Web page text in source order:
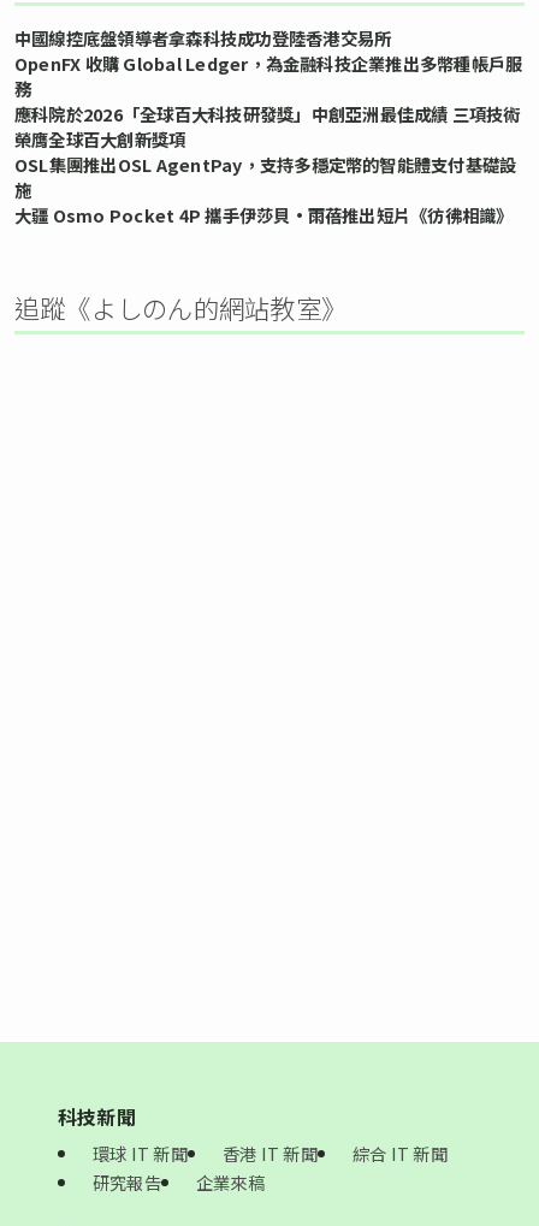
中國線控底盤領導者拿森科技成功登陸香港交易所
OpenFX 收購 Global Ledger，為金融科技企業推出多幣種帳戶服
務
應科院於2026「全球百大科技研發獎」中創亞洲最佳成績 三項技術
榮膺全球百大創新獎項
OSL集團推出OSL AgentPay，支持多穩定幣的智能體支付基礎設
施
大疆 Osmo Pocket 4P 攜手伊莎貝•雨蓓推出短片《彷彿相識》
追蹤《よしのん的網站教室》
科技新聞
環球 IT 新聞 香港 IT 新聞
綜合 IT 新聞
研究報告
企業來稿